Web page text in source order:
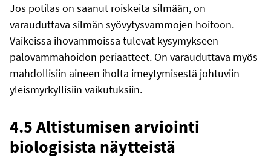
Jos potilas on saanut roiskeita silmään, on
varauduttava silmän syövytysvammojen hoitoon.
Vaikeissa ihovammoissa tulevat kysymykseen
palovammahoidon periaatteet. On varauduttava myös
mahdollisiin aineen iholta imeytymisestä johtuviin
yleismyrkyllisiin vaikutuksiin.
4.5 Altistumisen arviointi
biologisista näytteistä